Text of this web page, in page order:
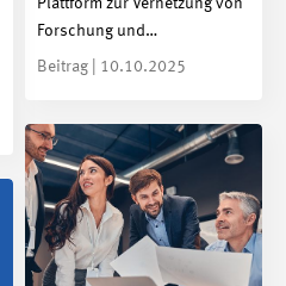
Plattform zur Vernetzung von
Forschung und…
Beitrag | 10.10.2025